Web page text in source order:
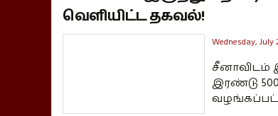
வெளியிட்ட தகவல்!
Wednesday, July
சீனாவிடம்
இரண்டு